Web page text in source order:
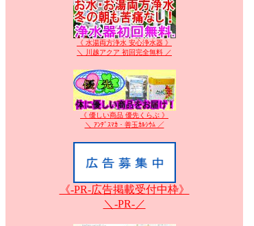
《 水湯両方浄水 安心浄水器 》
＼ 川越アクア 初回完全無料 ／
《 優しい商品 優先くらぶ 》
＼ ｱﾝﾃﾞｽﾏｶ・善玉ｶﾙｼｳﾑ ／
《-PR-広告掲載受付中枠》
＼-PR-／